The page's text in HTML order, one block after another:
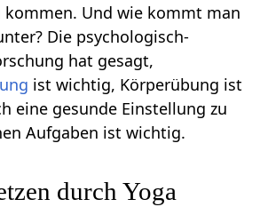
kommen. Und wie kommt man
Die psychologisch-
hat gesagt,
ist wichtig, Körperübung ist
eine gesunde Einstellung zu
Aufgaben ist wichtig.
durch Yoga